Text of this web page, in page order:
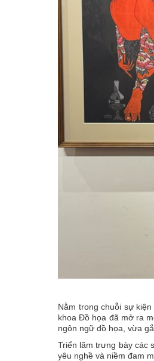
Nằm trong chuỗi sự
khoa Đồ họa đã mở ra
ngôn ngữ đồ họa, vừa
Triển lãm trưng bày các
yêu nghề và niềm đam